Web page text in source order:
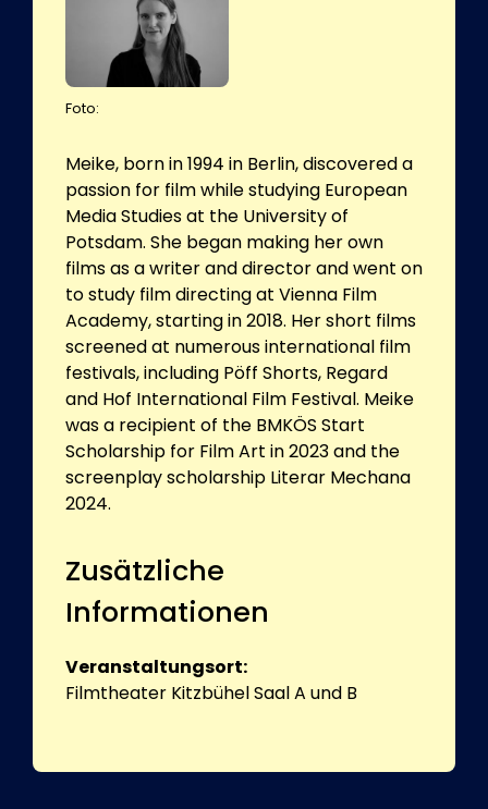
Foto:
Meike, born in 1994 in Berlin, discovered a
passion for film while studying European
Media Studies at the University of
Potsdam. She began making her own
films as a writer and director and went on
to study film directing at Vienna Film
Academy, starting in 2018. Her short films
screened at numerous international film
festivals, including Pöff Shorts, Regard
and Hof International Film Festival. Meike
was a recipient of the BMKÖS Start
Scholarship for Film Art in 2023 and the
screenplay scholarship Literar Mechana
2024.
Zusätzliche
Informationen
Veranstaltungsort:
Filmtheater Kitzbühel Saal A und B